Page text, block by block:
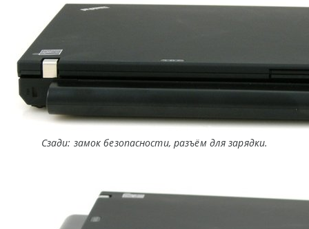
Сзади: замок безопасности, разъём для зарядки.